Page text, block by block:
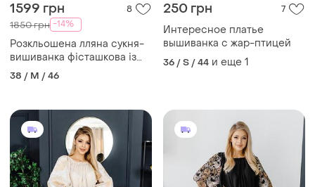
1599 грн 8
1850 грн -14%
Розкльошена лляна сукня-
вишиванка фісташкова із
жар-птицями на рукавах
38 / M / 46
250 грн 7
Интересное платье
вышиванка с жар-птицей
36 / S / 44 и еще 1